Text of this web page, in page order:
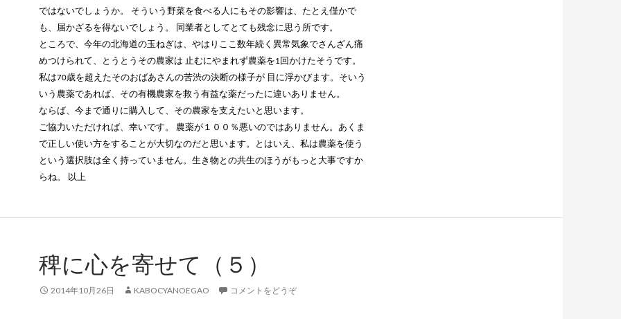
ではないでしょうか。
そういう野菜を食べる人にもその影響は、たとえ僅かで
も、届かざるを得ないでしょう。
同業者としてとても残念に思う所です。
ところで、今年の北海道の玉ねぎは、やはりここ数年続く異常気象でさんざん痛
めつけられて、とうとうその農家は 止むにやまれず農薬を1回かけたそうです。
私は70歳を超えたそのおばあさんの苦渋の決断の様子が 目に浮かびます。そいう
いう農薬であれば、その有機農家を救う有益な薬だったに違いありません。
ならば、今まで通りに購入して、その農家を支えたいと思います。
ご協力いただければ、幸いです。
農薬が１００％悪いのではありません。あくま
で正しい使い方をすることが大切なのだと思います。とはいえ、私は農薬を使う
という選択肢は全く持っていません。生き物との共生のほうがもっと大事ですか
らね。
以上
稗に心を寄せて（５）
2014年10月26日 KABOCYANOEGAO コメントをどうぞ